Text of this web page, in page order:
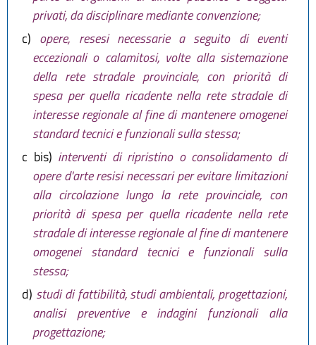
L.R. 15 luglio 2016, n. 11
L.R. 18 luglio 2017, n. 15
L.R. 18 luglio 2017, n. 16
L.R. 27 luglio 2018, n. 11
L.R. 27 dicembre 2018, n. 24
L.R. 1 agosto 2019, n. 17
L.R. 6 novembre 2019, n. 23
L.R. 29 maggio 2020, n. 1
L.R. 20 maggio 2021, n. 5
L.R. 13 aprile 2023, n. 3
L.R. 12 luglio 2023, n. 7
L.R. 25 luglio 2025, n. 9
L.R. 28 luglio 2026, n. 9
privati, da disciplinare mediante convenzione;
c) opere, resesi necessarie a seguito di eventi
eccezionali o calamitosi, volte alla sistemazione
della rete stradale provinciale, con priorità di
spesa per quella ricadente nella rete stradale di
interesse regionale al fine di mantenere omogenei
standard tecnici e funzionali sulla stessa;
c bis) interventi di ripristino o consolidamento di
opere d'arte resisi necessari per evitare limitazioni
alla circolazione lungo la rete provinciale, con
priorità di spesa per quella ricadente nella rete
stradale di interesse regionale al fine di mantenere
omogenei standard tecnici e funzionali sulla
stessa;
d) studi di fattibilità, studi ambientali, progettazioni,
analisi preventive e indagini funzionali alla
progettazione;